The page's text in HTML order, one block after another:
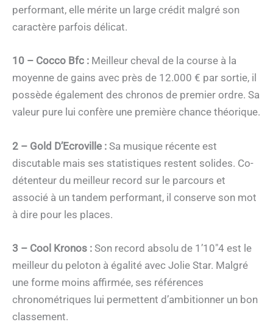
performant, elle mérite un large crédit malgré son
caractère parfois délicat.
10 – Cocco Bfc : Meilleur cheval de la course à la
moyenne de gains avec près de 12.000 € par sortie, il
possède également des chronos de premier ordre. Sa
valeur pure lui confère une première chance théorique.
2 – Gold D’Ecroville : Sa musique récente est
discutable mais ses statistiques restent solides. Co-
détenteur du meilleur record sur le parcours et
associé à un tandem performant, il conserve son mot
à dire pour les places.
3 – Cool Kronos : Son record absolu de 1’10″4 est le
meilleur du peloton à égalité avec Jolie Star. Malgré
une forme moins affirmée, ses références
chronométriques lui permettent d’ambitionner un bon
classement.